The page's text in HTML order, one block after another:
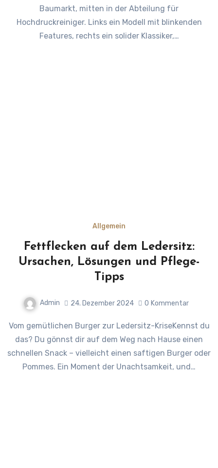
Baumarkt, mitten in der Abteilung für
Hochdruckreiniger. Links ein Modell mit blinkenden
Features, rechts ein solider Klassiker,…
Allgemein
Fettflecken auf dem Ledersitz:
Ursachen, Lösungen und Pflege-
Tipps
Admin 24. Dezember 2024 0 Kommentar
Vom gemütlichen Burger zur Ledersitz-KriseKennst du
das? Du gönnst dir auf dem Weg nach Hause einen
schnellen Snack – vielleicht einen saftigen Burger oder
Pommes. Ein Moment der Unachtsamkeit, und…